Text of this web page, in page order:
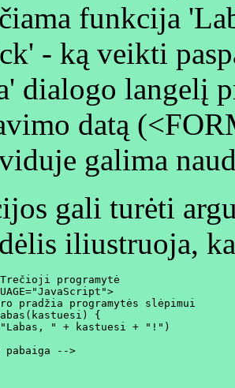
funkcija
- ką veikti
dialogo langelį
datą
galima
gali turėti
iliustruoja,
programytė
pradžia programytės slėpimui
{
" + kastuesi + "!")
pabaiga -->